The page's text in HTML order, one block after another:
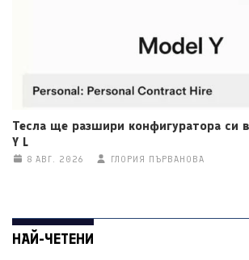
Тесла ще разшири конфигуратора си
Y L
8 АВГ. 2026 ГЛОРИЯ ПЪРВАНОВА
НАЙ-ЧЕТЕНИ